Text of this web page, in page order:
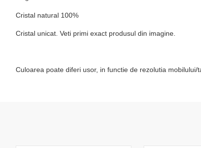
Cristal natural 100%
Cristal unicat. Veti primi exact produsul din imagine.
Culoarea poate diferi usor, in functie de rezolutia mobilului/